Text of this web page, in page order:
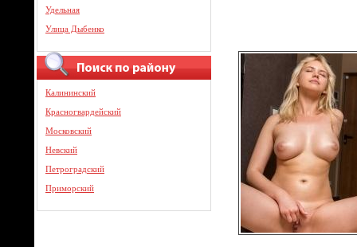
Удельная
Улица Дыбенко
Калининский
Красногвардейский
Московский
Невский
Петроградский
Приморский